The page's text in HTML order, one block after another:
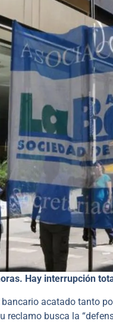
Hay interrupción
acatado tanto
busca la